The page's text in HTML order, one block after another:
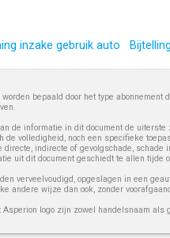
inzake gebruik auto
bepaald door het type
de informatie in dit document de
de volledigheid, noch een specifieke
indirecte of gevolgschade,
uit dit document geschiedt te allen tijde
verveelvoudigd, opgeslagen in een
andere wijze dan ook, zonder
logo zijn zowel handelsnaam als